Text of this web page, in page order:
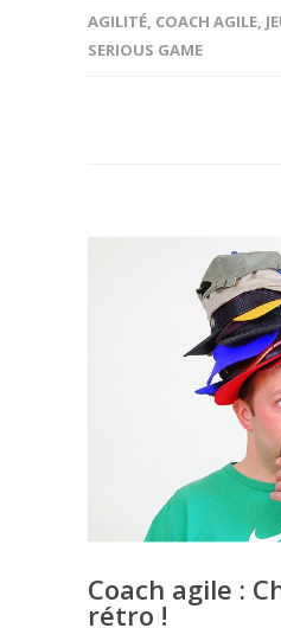
AGILITÉ, COACH AGILE,
SERIOUS GAME
Coach agile :
rétro !